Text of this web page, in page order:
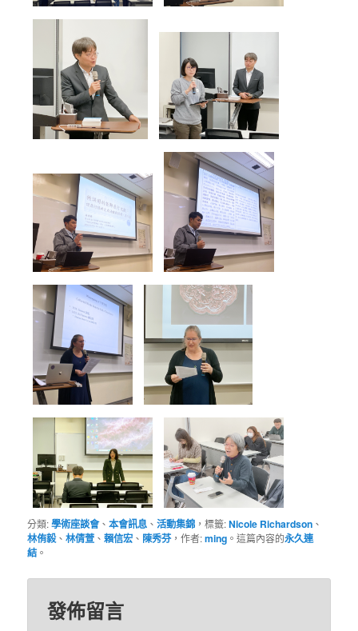
分類:學術座談會、本會訊息 、活動集錦 ，標籤:Nicole Richardson 、
林侑毅、林倩萱 、賴信宏 、 陳秀芬，作者:ming 。這篇內容的永久連
結。
發佈留言